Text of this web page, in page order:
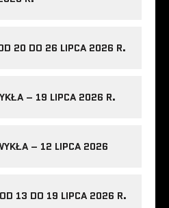
20 DO 26 LIPCA 2026 R.
– 19 LIPCA 2026 R.
– 12 LIPCA 2026
13 DO 19 LIPCA 2026 R.